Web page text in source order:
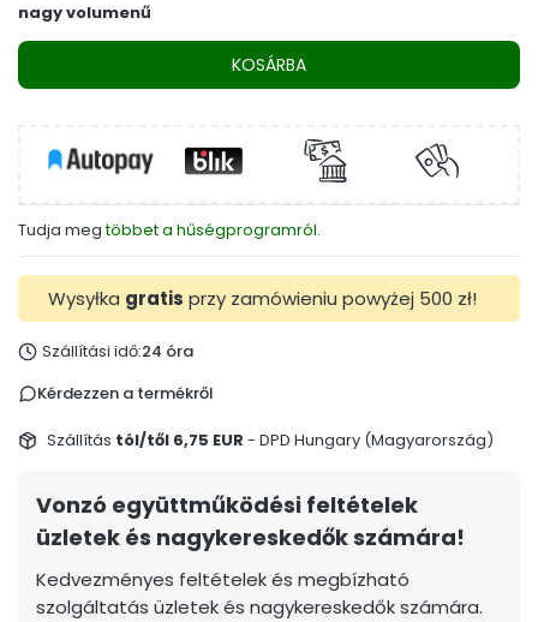
nagy volumenű
KOSÁRBA
Tudja megtöbbet a hűségprogramról.
Wysyłka gratis przy zamówieniu powyżej 500 zł!
Szállítási idő:24 óra
Kérdezzen a termékről
Szállítás tól/től 6,75 EUR - DPD Hungary (Magyarország)
Vonzó együttműködési feltételek
üzletek és nagykereskedők számára!
Kedvezményes feltételek és megbízható
szolgáltatás üzletek és nagykereskedők számára.